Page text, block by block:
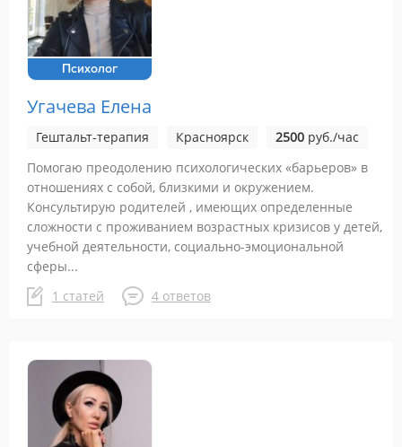
Психолог
Угачева Елена
Гештальт-терапия Красноярск 2500 руб./час
Помогаю преодолению психологических «барьеров» в
отношениях с собой, близкими и окружением.
Консультирую родителей , имеющих определенные
сложности с проживанием возрастных кризисов у детей,
учебной деятельности, социально-эмоциональной
сферы...
1 статей
4 ответов